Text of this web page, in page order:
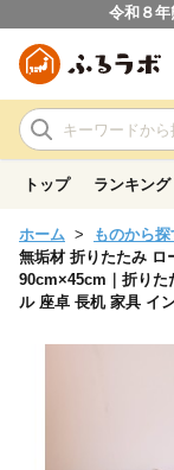
令和８
トップ ランキング
ホーム ものから探
無垢材 折りたたみ ロ
90cm×45cm｜折りた
ル 座卓 長机 家具 イ